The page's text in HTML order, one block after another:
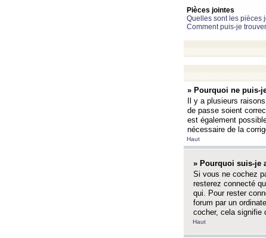
Pièces jointes
Quelles sont les pièces
Comment puis-je
» Pourquoi ne puis-
Il y a plusieurs
de passe soient
est également
nécessaire de la
Haut
» Pourquoi suis-je
Si vous ne cochez
resterez connecté
qui. Pour rester
forum par un
cocher, cela signifie
Haut